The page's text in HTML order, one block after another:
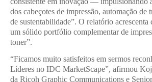
dos cabeçotes de impressão, automação de
de sustentabilidade”. O relatório
um sólido portfólio complementar de
toner”.
“Ficamos muito satisfeitos em sermos
Líderes no IDC MarketScape”, afirmou
da Ricoh Graphic Communications e